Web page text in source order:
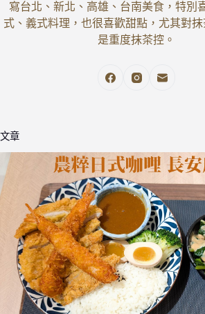
寫台北、新北、高雄、台南美食，特別
式、義式料理，也很喜歡甜點，尤其對抹
是重度抹茶控。
文章